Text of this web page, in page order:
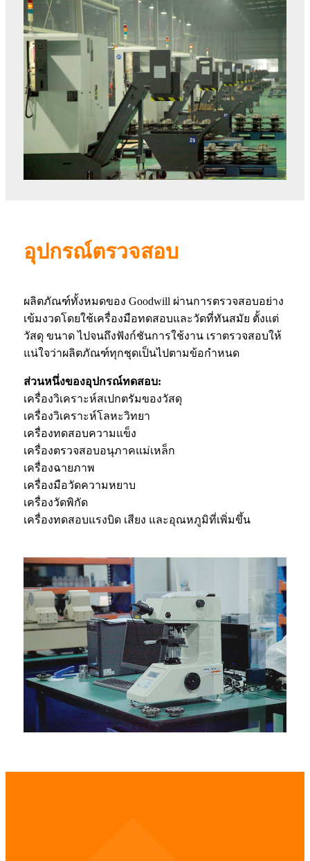
อุปกรณ์ตรวจสอบ
ผลิตภัณฑ์ทั้งหมดของ Goodwill ผ่านการตรวจสอบอย่าง
เข้มงวดโดยใช้เครื่องมือทดสอบและวัดที่ทันสมัย ​​ตั้งแต่
วัสดุ ขนาด ไปจนถึงฟังก์ชันการใช้งาน เราตรวจสอบให้
แน่ใจว่าผลิตภัณฑ์ทุกชุดเป็นไปตามข้อกำหนด
ส่วนหนึ่งของอุปกรณ์ทดสอบ:
เครื่องวิเคราะห์สเปกตรัมของวัสดุ
เครื่องวิเคราะห์โลหะวิทยา
เครื่องทดสอบความแข็ง
เครื่องตรวจสอบอนุภาคแม่เหล็ก
เครื่องฉายภาพ
เครื่องมือวัดความหยาบ
เครื่องวัดพิกัด
เครื่องทดสอบแรงบิด เสียง และอุณหภูมิที่เพิ่มขึ้น